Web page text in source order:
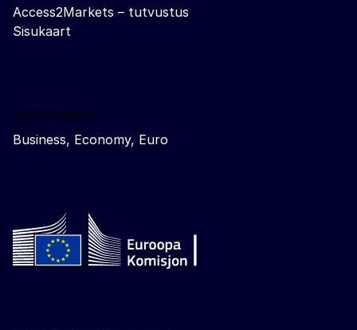
Access2Markets – tutvustus
Sisukaart
Related sites
Business, Economy, Euro